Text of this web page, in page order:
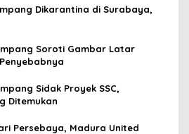
Dikarantina di Surabaya,
Soroti Gambar Latar
Sidak Proyek SSC,
Ditemukan
Persebaya, Madura United